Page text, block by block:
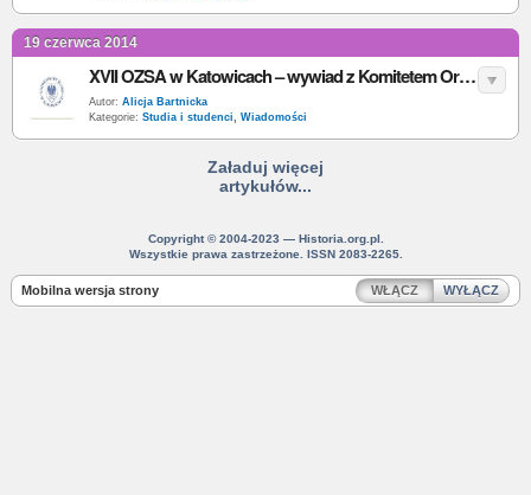
19 czerwca 2014
XVII OZSA w Katowicach – wywiad z Komitetem Organizacyjnym
Autor: Alicja Bartnicka
Kategorie: Studia i studenci, Wiadomości
Załaduj więcej
artykułów...
Copyright © 2004-2023 — Historia.org.pl.
Wszystkie prawa zastrzeżone. ISSN 2083-2265.
Mobilna wersja strony WŁĄCZ WYŁĄCZ